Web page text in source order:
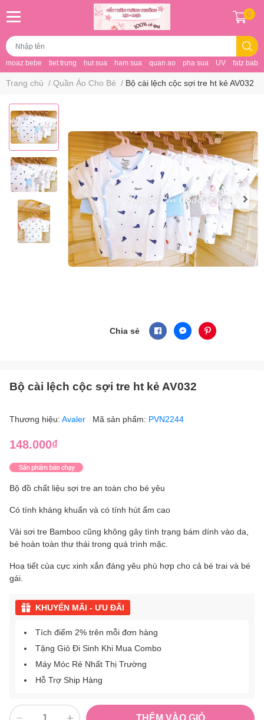
moaz bebe tiet trung hut sua ham sua quan ao pha sua UV fatz baby
0
Trang chủ / Quần Áo Cho Bé / Bộ cài lệch cộc sợi tre ht kẻ AV032
Chia sẻ
Bộ cài lệch cộc sợi tre ht kẻ AV032
Thương hiệu: Avaler Mã sản phẩm: PVN2244
148.000₫
Bộ đồ chất liệu sợi tre an toàn cho bé yêu
Có tính kháng khuẩn và có tính hút ẩm cao
Vải sơi tre Bamboo cũng không gây tình trạng bám dính vào da,
bé hoàn toàn thư thái trong quá trình mặc.
Hoạ tiết của cực xinh xắn đáng yêu phù hợp cho cả bé trai và bé
gái.
KHUYẾN MÃI - ƯU ĐÃI
Tích điểm 2% trên mỗi đơn hàng
Tặng Giỏ Đi Sinh Khi Mua Combo
Máy Móc Rẻ Nhất Thị Trường
Hỗ Trợ Ship Hàng